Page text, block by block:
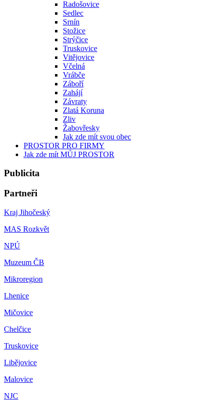
Radošovice
Sedlec
Srnín
Stožice
Strýčice
Truskovice
Vitějovice
Včelná
Vrábče
Záboří
Zahájí
Závraty
Zlatá Koruna
Zliv
Žabovřesky
Jak zde mít svou obec
PROSTOR PRO FIRMY
Jak zde mít MŮJ PROSTOR
Publicita
Partneři
Kraj Jihočeský
MAS Rozkvět
NPÚ
Muzeum ČB
Mikroregion
Lhenice
Mičovice
Chelčice
Truskovice
Libějovice
Malovice
NJC